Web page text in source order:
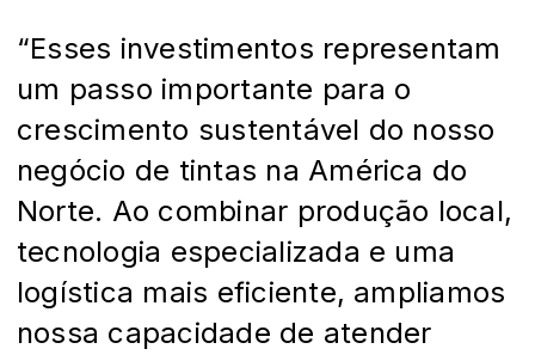
“Esses investimentos representam
um passo importante para o
crescimento sustentável do nosso
negócio de tintas na América do
Norte. Ao combinar produção local,
tecnologia especializada e uma
logística mais eficiente, ampliamos
nossa capacidade de atender